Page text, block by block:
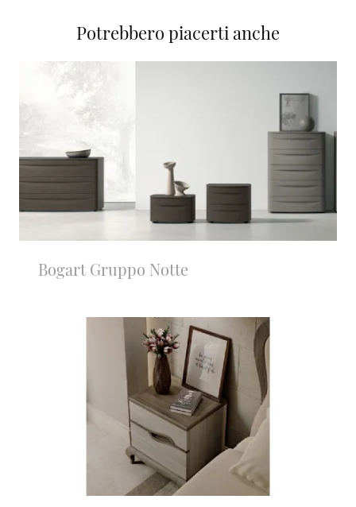
Potrebbero piacerti anche
Bogart Gruppo Notte